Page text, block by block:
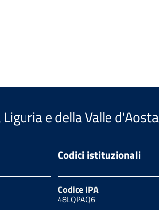
e della Valle d'Aosta
Codici istituzionali
Codice IPA
48LQPAQ6